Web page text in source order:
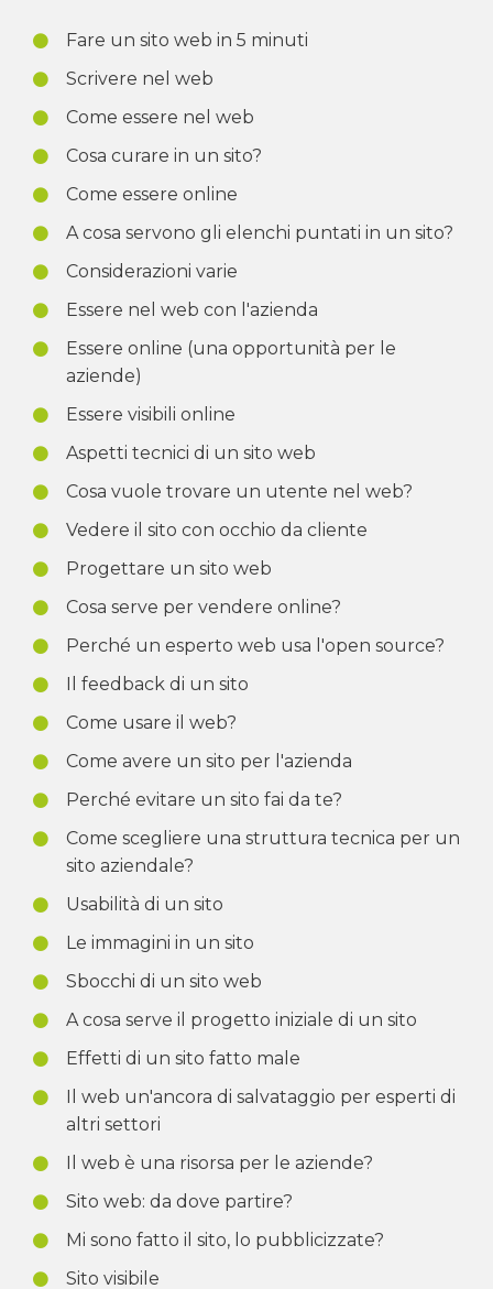
Fare un sito web in 5 minuti
Scrivere nel web
Come essere nel web
Cosa curare in un sito?
Come essere online
A cosa servono gli elenchi puntati in un sito?
Considerazioni varie
Essere nel web con l'azienda
Essere online (una opportunità per le
aziende)
Essere visibili online
Aspetti tecnici di un sito web
Cosa vuole trovare un utente nel web?
Vedere il sito con occhio da cliente
Progettare un sito web
Cosa serve per vendere online?
Perché un esperto web usa l'open source?
Il feedback di un sito
Come usare il web?
Come avere un sito per l'azienda
Perché evitare un sito fai da te?
Come scegliere una struttura tecnica per un
sito aziendale?
Usabilità di un sito
Le immagini in un sito
Sbocchi di un sito web
A cosa serve il progetto iniziale di un sito
Effetti di un sito fatto male
Il web un'ancora di salvataggio per esperti di
altri settori
Il web è una risorsa per le aziende?
Sito web: da dove partire?
Mi sono fatto il sito, lo pubblicizzate?
Sito visibile